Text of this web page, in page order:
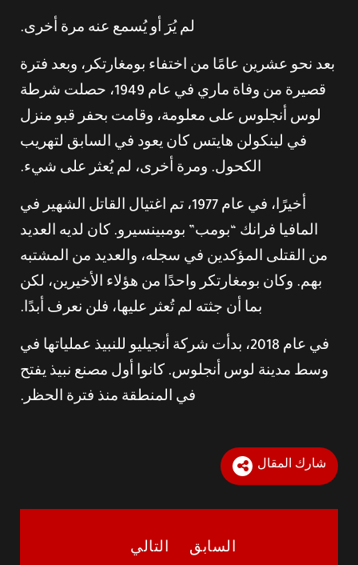
لم يُرَ أو يُسمع عنه مرة أخرى.
بعد نحو عشرين عامًا من اختفاء بومغارتكر، وبعد فترة
قصيرة من وفاة ماري في عام 1949، حصلت شرطة
لوس أنجلوس على معلومة، وقامت بحفر قبو منزل
في لينكولن هايتس كان يعود في السابق لتهريب
الكحول. ومرة أخرى، لم يُعثر على شيء.
أخيرًا، في عام 1977، تم اغتيال القاتل الشهير في
المافيا فرانك “بومب” بومبينسيرو. كان لديه العديد
من القتلى المؤكدين في سجله، والعديد من المشتبه
بهم. وكان بومغارتكر واحدًا من هؤلاء الأخيرين، لكن
بما أن جثته لم تُعثر عليها، فلن نعرف أبدًا.
في عام 2018، بدأت شركة أنجيليو للنبيذ عملياتها في
وسط مدينة لوس أنجلوس. كانوا أول مصنع نبيذ يفتح
في المنطقة منذ فترة الحظر.
شارك المقال
السابق التالي